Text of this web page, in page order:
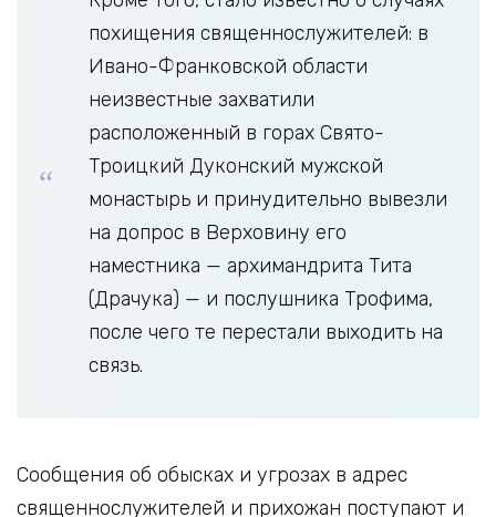
похищения священнослужителей: в
Ивано-Франковской области
неизвестные захватили
расположенный в горах Свято-
Троицкий Дуконский мужской
монастырь и принудительно вывезли
на допрос в Верховину его
наместника — архимандрита Тита
(Драчука) — и послушника Трофима,
после чего те перестали выходить на
связь.
Сообщения об обысках и угрозах в адрес
священнослужителей и прихожан поступают и